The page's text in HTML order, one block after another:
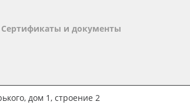
Сертификаты и документы
дом 1, строение 2